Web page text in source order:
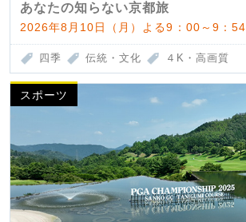
あなたの知らない京都旅
2026年8月10日（月）よる9：00～9：54
四季 伝統・文化 ４K・高画質
スポーツ